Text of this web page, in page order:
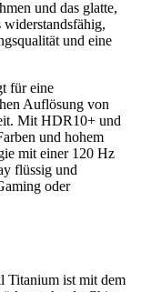
und das glatte,
widerstandsfähig,
und eine
für eine
Auflösung von
Mit HDR10+ und
und hohem
mit einer 120 Hz
flüssig und
oder
Titanium ist mit dem